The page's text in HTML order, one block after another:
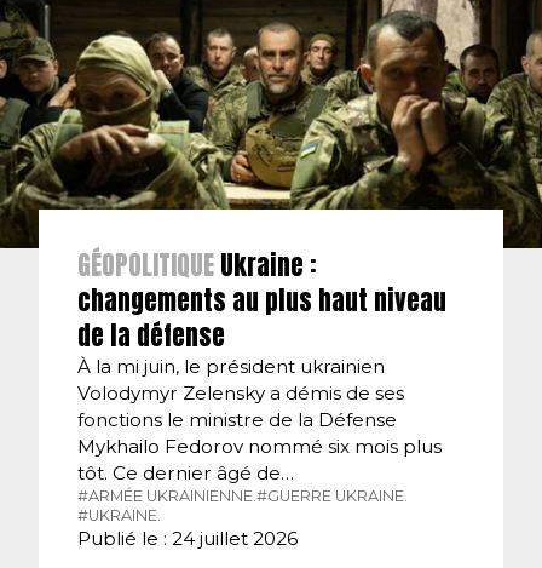
GÉOPOLITIQUEUkraine :
changements au plus haut niveau
de la défense
À la mi juin, le président ukrainien
Volodymyr Zelensky a démis de ses
fonctions le ministre de la Défense
Mykhailo Fedorov nommé six mois plus
tôt. Ce dernier âgé de…
#ARMÉE UKRAINIENNE. #GUERRE UKRAINE.
#UKRAINE.
Publié le : 24 juillet 2026